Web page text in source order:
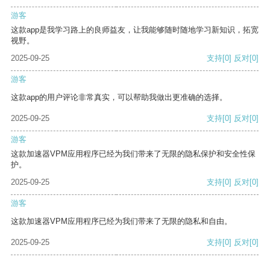
游客
这款app是我学习路上的良师益友，让我能够随时随地学习新知识，拓宽
视野。
2025-09-25
支持[0] 反对[0]
游客
这款app的用户评论非常真实，可以帮助我做出更准确的选择。
2025-09-25 支持[0] 反对[0]
游客
这款加速器VPM应用程序已经为我们带来了无限的隐私保护和安全性保
护。
2025-09-25
支持[0] 反对[0]
游客
这款加速器VPM应用程序已经为我们带来了无限的隐私和自由。
2025-09-25 支持[0] 反对[0]